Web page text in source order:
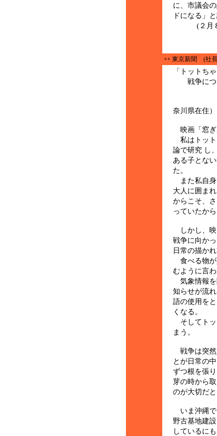
に、市議会
ドになる」
(２月８日
++ 東京新聞 (社
「トットち
戦争につ
奈川県在住）
映画「窓ぎ
私はトット
論で研究 し
ある子とな
た。
また私自身
大人に囲ま
からこそ、
っていたか
しかし、映
戦争に向か
日常の描か
食べる物が
むように言
気象情報を
知らせが流
語の使用を
くなる。
そしてトッ
まう。
戦争は突然
とが日常の
ずつ根を張
芽の時から
のが大切だ
いま沖縄で
野古基地建
しているに